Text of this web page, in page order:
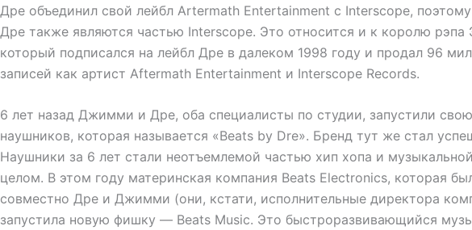
Дре объединил свой лейбл Artermath Entertainment с Interscope,
Дре также являются частью Interscope. Это относится и к королю рэпа
который подписался на лейбл Дре в далеком 1998 году и продал 96
записей как артист Aftermath Entertainment и Interscope Records.
6 лет назад Джимми и Дре, оба специалисты по студии, запустили
наушников, которая называется «Beats by Dre». Бренд тут же стал
Наушники за 6 лет стали неотъемлемой частью хип хопа и
целом. В этом году материнская компания Beats Electronics, которая
совместно Дре и Джимми (они, кстати, исполнительные директора
запустила новую фишку — Beats Music. Это быстроразвивающийся